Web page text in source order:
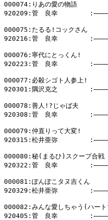
000074:りあの愛の物語
920209:菅　良幸
000075:たるる!コックさん
920216:菅　良幸
000076:寧代にとっくん!
920223:菅　良幸
000077:必殺シゴト人参上!
920301:隅沢克之
000078:善人!?じゃば夫
920308:菅　良幸
000079:仲直りって大変!
920315:松井亜弥
000080:秘(まるひ)スクープ合戦
920322:菅　良幸
000081:ぽんぽこタヌ吉くん
920329:松井亜弥
000082:みんな愛しちゃう(ハート
920405:菅　良幸